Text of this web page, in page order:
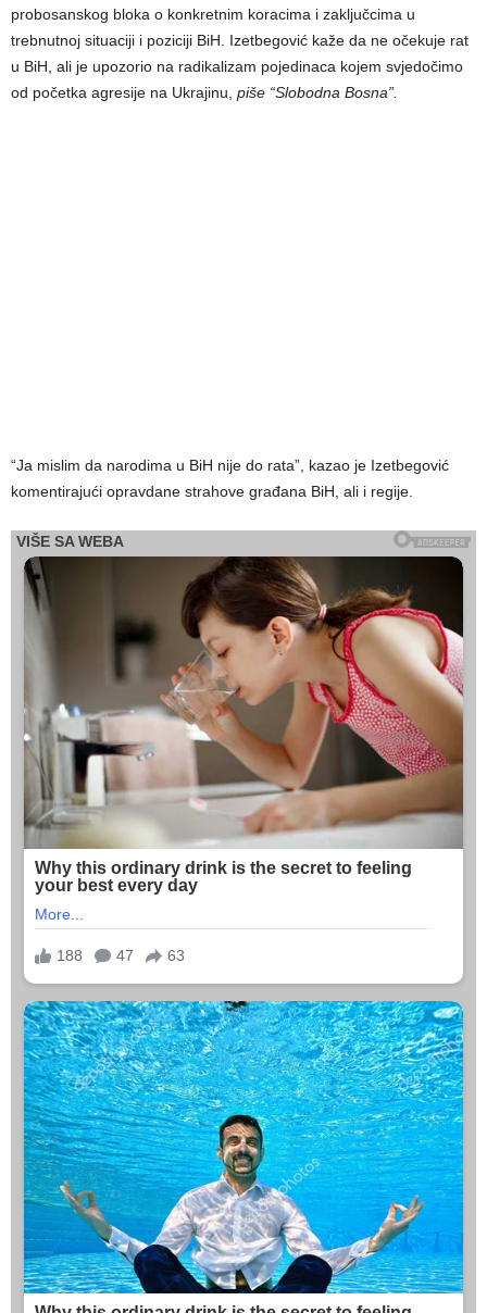
probosanskog bloka o konkretnim koracima i zaključcima u
trebnutnoj situaciji i poziciji BiH. Izetbegović kaže da ne očekuje rat
u BiH, ali je upozorio na radikalizam pojedinaca kojem svjedočimo
od početka agresije na Ukrajinu, piše “Slobodna Bosna”.
“Ja mislim da narodima u BiH nije do rata”, kazao je Izetbegović
komentirajući opravdane strahove građana BiH, ali i regije.